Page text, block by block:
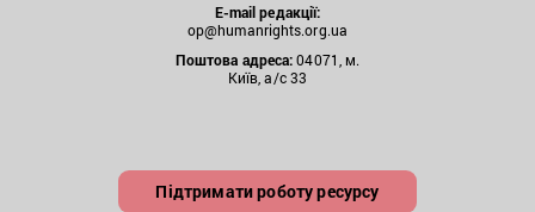
E-mail редакції:
op@humanrights.org.ua
Поштова адреса:04071, м.
Київ, а/с 33
Підтримати роботу ресурсу